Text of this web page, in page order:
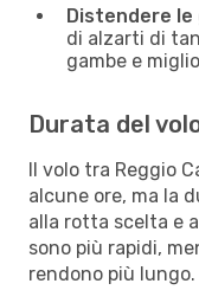
Distendere
di alzarti di
gambe e
Durata del
Il volo tra Reggio
alcune ore, ma la
alla rotta scelta e
sono più rapidi,
rendono più lungo.